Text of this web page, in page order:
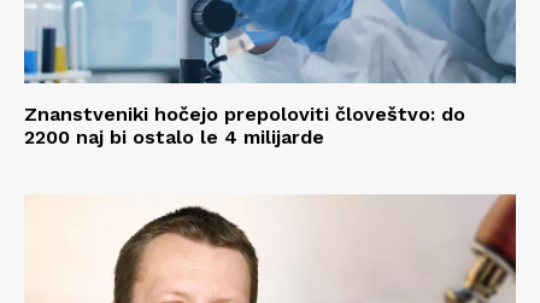
Znanstveniki hočejo prepoloviti človeštvo: do
2200 naj bi ostalo le 4 milijarde